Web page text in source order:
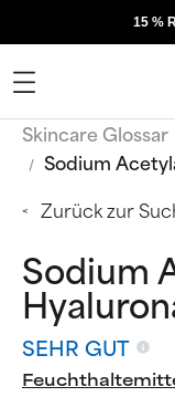
15 %
Skincare Glossar
Sodium
Zurück zur
Sodium
SEHR GUT